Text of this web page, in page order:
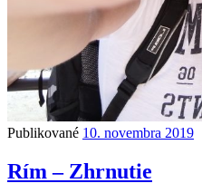
Publikované 10. novembra 2019
Rím – Zhrnutie